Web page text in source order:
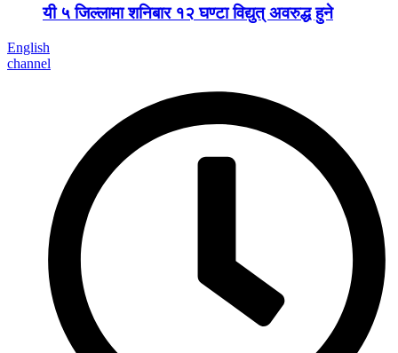
यी ५ जिल्लामा शनिबार १२ घण्टा विद्युत् अवरुद्ध हुने
English
channel